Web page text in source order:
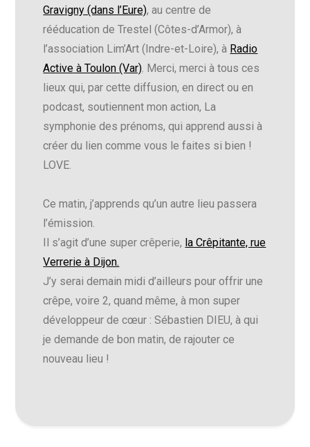
Gravigny (dans l’Eure), au centre de
rééducation de Trestel (Côtes-d’Armor), à
l’association Lim’Art (Indre-et-Loire), à Radio
Active à Toulon (Var). Merci, merci à tous ces
lieux qui, par cette diffusion, en direct ou en
podcast, soutiennent mon action, La
symphonie des prénoms, qui apprend aussi à
créer du lien comme vous le faites si bien !
LOVE.
Ce matin, j’apprends qu’un autre lieu passera
l’émission.
Il s’agit d’une super crêperie, la Crêpitante, rue
Verrerie à Dijon.
J’y serai demain midi d’ailleurs pour offrir une
crêpe, voire 2, quand même, à mon super
développeur de cœur : Sébastien DIEU, à qui
je demande de bon matin, de rajouter ce
nouveau lieu !